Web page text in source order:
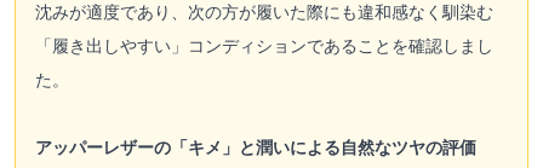
沈みが適度であり、次の方が履いた際にも違和感なく馴染む
「履き出しやすい」コンディションであることを確認しまし
た。
アッパーレザーの「キメ」と潤いによる自然なツヤの評価